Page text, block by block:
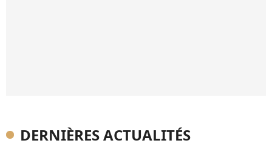
DERNIÈRES ACTUALITÉS